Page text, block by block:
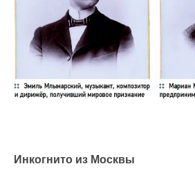
Инкогнито из Москвы